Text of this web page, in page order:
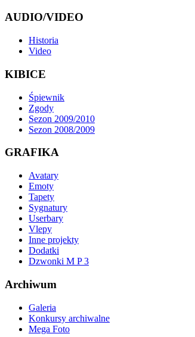
AUDIO/VIDEO
Historia
Video
KIBICE
Śpiewnik
Zgody
Sezon 2009/2010
Sezon 2008/2009
GRAFIKA
Avatary
Emoty
Tapety
Sygnatury
Userbary
Vlepy
Inne projekty
Dodatki
Dzwonki M P 3
Archiwum
Galeria
Konkursy archiwalne
Mega Foto